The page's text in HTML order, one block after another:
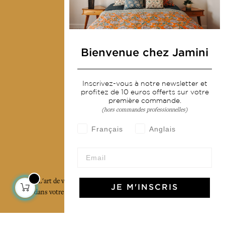
Mode
Livraison & retour
CGV
Devenir revendeur
Notre communauté
L'Art de Vivre Jamini
L'art de vivre JAMINI raconté avec poésie et élégance
dans votre boîte mail. Inscrivez vous à notre newsletter
Bienvenue chez Jamini
Inscrivez-vous à notre newsletter et
profitez de 10 euros offerts sur votre
première commande.
(hors commandes professionnelles)
Français Anglais
JE M'INSCRIS